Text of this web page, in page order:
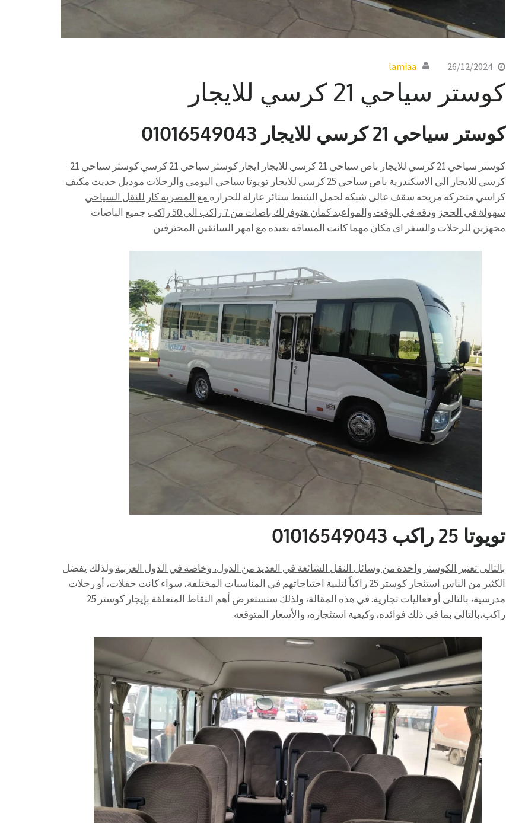
26/12/2024
lamiaa
كوستر سياحي 21 كرسي للايجار
كوستر سياحي 21 كرسي للايجار 01016549043
كوستر سياحي 21 كرسي للايجار باص سياحي 21 كرسي للايجار ايجار كوستر سياحي 21 كرسي كوستر سياحي 21
كرسي للايجار الي الاسكندرية باص سياحي 25 كرسي للايجار تويوتا سياحي اليومى والرحلات موديل حديث مكيف
كراسي متحركه مريحه سقف عالى شبكه لحمل الشنط ستائر عازلة للحراره مع المصرية كار للنقل السياحي
سهولة في الحجز ودقه في الوقت والمواعيد كمان هتوفرلك باصات من 7 راكب الى 50 راكب
جميع الباصات
مجهزين للرحلات والسفر اى مكان مهما كانت المسافه بعيده مع امهر السائقين المحترفين
تويوتا 25 راكب 01016549043
بالتالى تعتبر الكوستر واحدة من وسائل النقل الشائعة في العديد من الدول، وخاصة في الدول العربية.ولذلك يفضل
الكثير من الناس استئجار كوستر 25 راكباً لتلبية احتياجاتهم في المناسبات المختلفة، سواء كانت حفلات، أو رحلات
مدرسية، بالتالى أو فعاليات تجارية. في هذه المقالة، ولذلك سنستعرض أهم النقاط المتعلقة بإيجار كوستر 25
راكب،بالتالى بما في ذلك فوائده، وكيفية استئجاره، والأسعار المتوقعة.